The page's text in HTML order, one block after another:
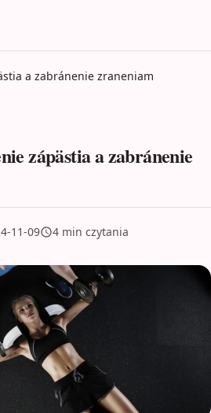
a zabránenie zraneniam
zápästia a zabránenie
11-09 4 min czytania